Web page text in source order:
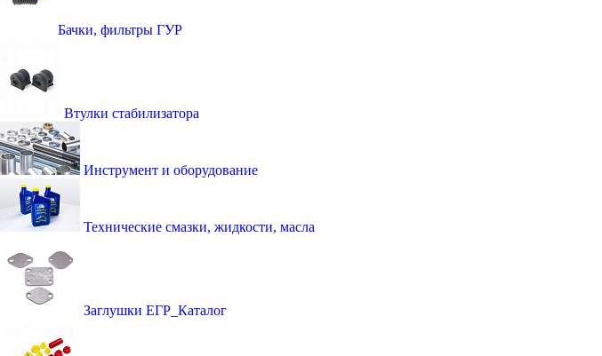
Бачки, фильтры ГУР
Втулки стабилизатора
Инструмент и оборудование
Технические смазки, жидкости, масла
Заглушки ЕГР_Каталог